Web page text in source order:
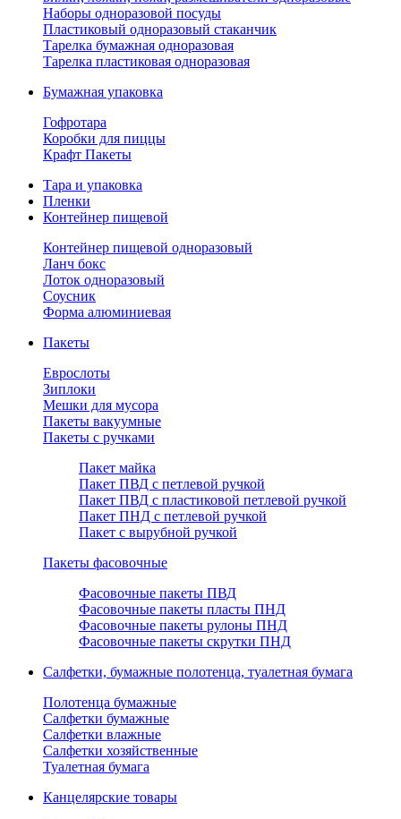
Наборы одноразовой посуды
Пластиковый одноразовый стаканчик
Тарелка бумажная одноразовая
Тарелка пластиковая одноразовая
Бумажная упаковка
Гофротара
Коробки для пиццы
Крафт Пакеты
Тара и упаковка
Пленки
Контейнер пищевой
Контейнер пищевой одноразовый
Ланч бокс
Лоток одноразовый
Соусник
Форма алюминиевая
Пакеты
Еврослоты
Зиплоки
Мешки для мусора
Пакеты вакуумные
Пакеты с ручками
Пакет майка
Пакет ПВД с петлевой ручкой
Пакет ПВД с пластиковой петлевой ручкой
Пакет ПНД с петлевой ручкой
Пакет с вырубной ручкой
Пакеты фасовочные
Фасовочные пакеты ПВД
Фасовочные пакеты пласты ПНД
Фасовочные пакеты рулоны ПНД
Фасовочные пакеты скрутки ПНД
Салфетки, бумажные полотенца, туалетная бумага
Полотенца бумажные
Салфетки бумажные
Салфетки влажные
Салфетки хозяйственные
Туалетная бумага
Канцелярские товары